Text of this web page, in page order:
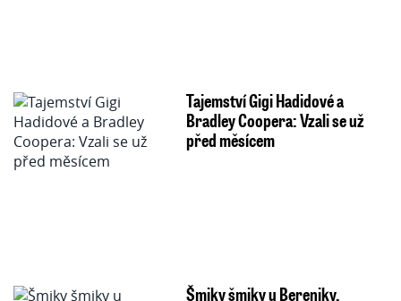
Tajemství Gigi Hadidové a
Bradley Coopera: Vzali se už
před měsícem
Šmiky šmiky u Bereniky.